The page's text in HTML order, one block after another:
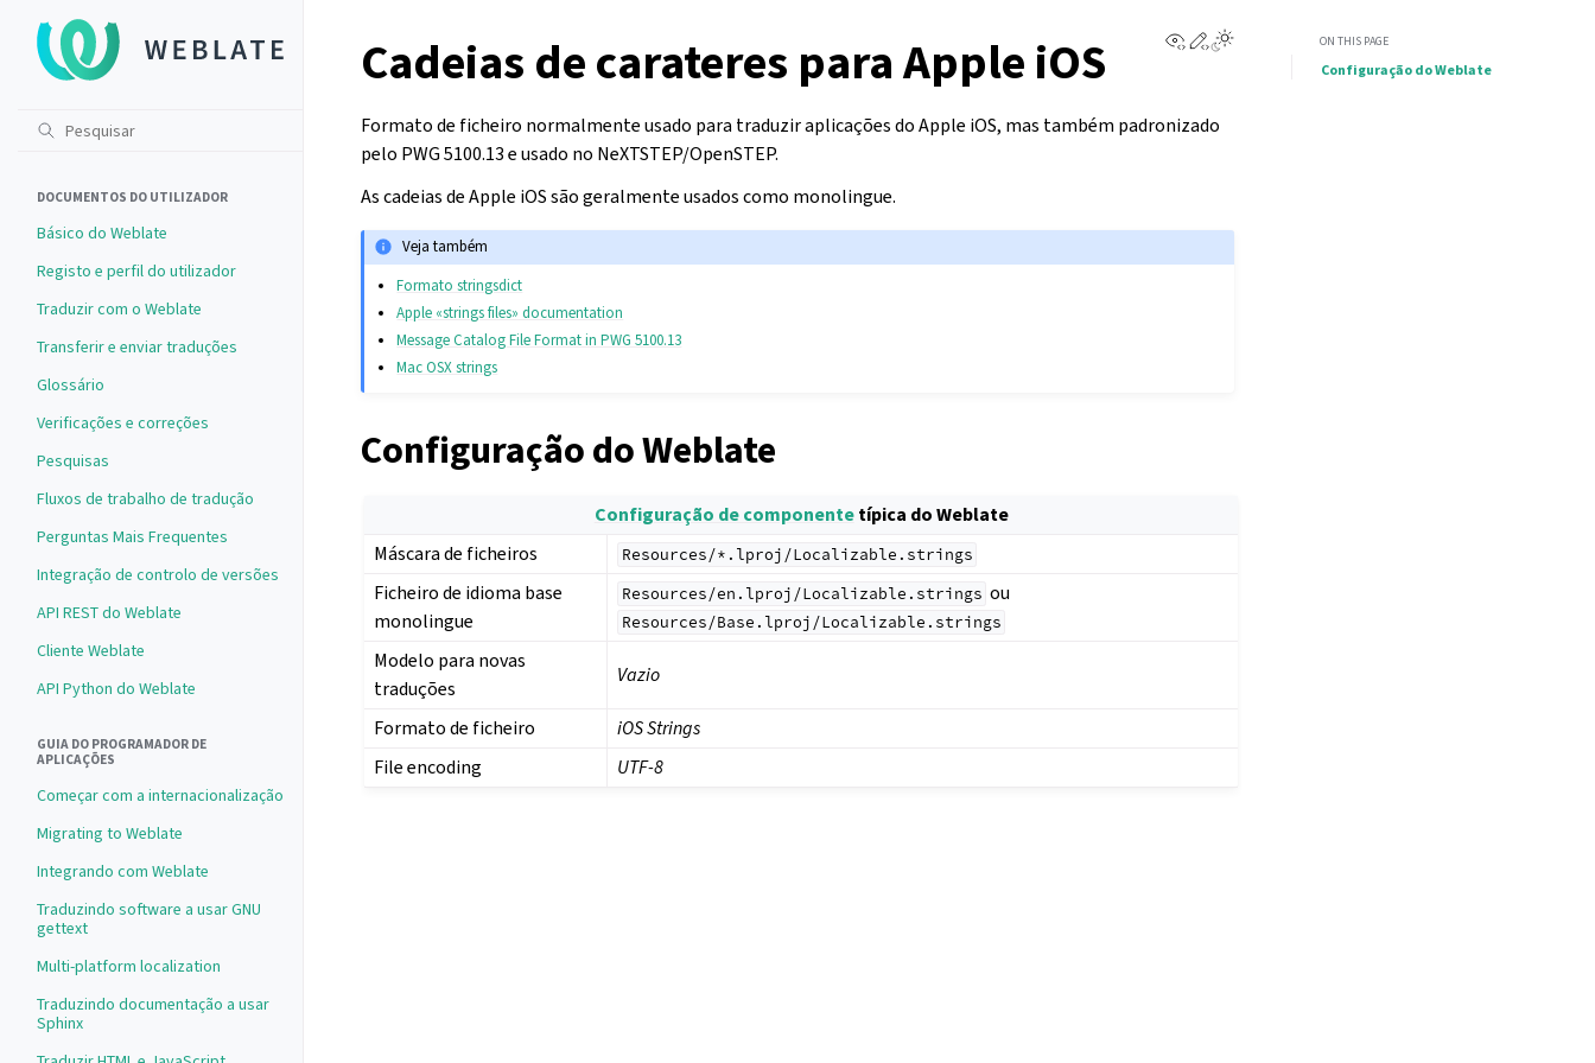
DOCUMENTOS DO UTILIZADOR
Básico do Weblate
Registo e perfil do utilizador
Traduzir com o Weblate
Transferir e enviar traduções
Glossário
Verificações e correções
Pesquisas
Fluxos de trabalho de tradução
Perguntas Mais Frequentes
Integração de controlo de versões
API REST do Weblate
Cliente Weblate
API Python do Weblate
GUIA DO PROGRAMADOR DE
APLICAÇÕES
Começar com a internacionalização
Migrating to Weblate
Integrando com Weblate
Traduzindo software a usar GNU
gettext
Multi-platform localization
Traduzindo documentação a usar
Sphinx
View this page
Edit this page
Cadeias de carateres para Apple iOS
Formato de ficheiro normalmente usado para traduzir aplicações do Apple iOS, mas também padronizado
pelo PWG 5100.13 e usado no NeXTSTEP/OpenSTEP.
As cadeias de Apple iOS são geralmente usados como monolingue.
Veja também
Formato stringsdict
Apple «strings files» documentation
Message Catalog File Format in PWG 5100.13
Mac OSX strings
Configuração do Weblate
Configuração de componentetípica do Weblate
Máscara de ficheiros
Resources/*.lproj/Localizable.strings
Ficheiro de idioma base
monolingue
Resources/en.lproj/Localizable.strings ou
Resources/Base.lproj/Localizable.strings
Modelo para novas
traduções
Vazio
Formato de ficheiro
iOS Strings
File encoding
UTF-8
ON THIS PAGE
Configuração do Weblate